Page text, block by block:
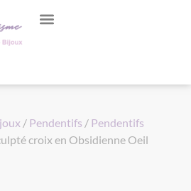
/ Pendentifs / Pendentifs
croix en Obsidienne Oeil